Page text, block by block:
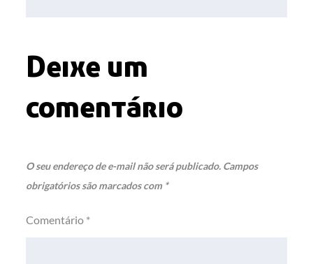
Deixe um
comentário
O seu endereço de e-mail não será publicado. Campos
obrigatórios são marcados com *
Comentário *